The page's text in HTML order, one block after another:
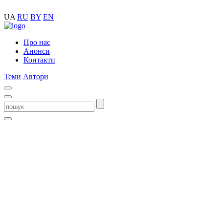
UA RU BY EN
Про нас
Анонси
Контакти
Теми Автори